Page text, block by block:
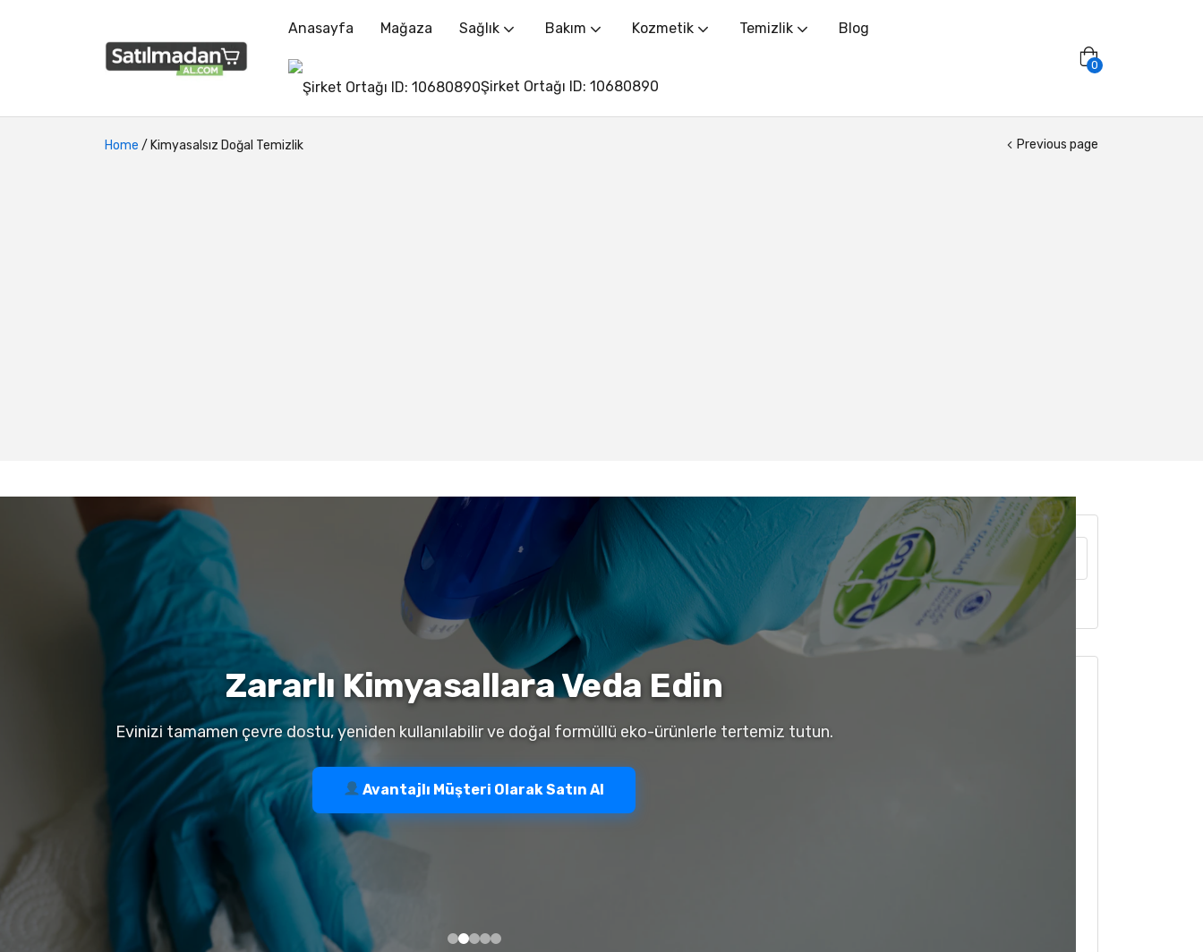
Anasayfa Mağaza Sağlık Bakım Kozmetik Temizlik Blog
Şirket Ortağı ID: 10680890
0
Home / Kimyasalsız Doğal Temizlik Previous page
Ara
Zararlı Kimyasallara Veda Edin
Evinizi tamamen çevre dostu, yeniden kullanılabilir ve doğal formüllü eko-ürünlerle tertemiz tutun.
Avantajlı Müşteri Olarak Satın Al